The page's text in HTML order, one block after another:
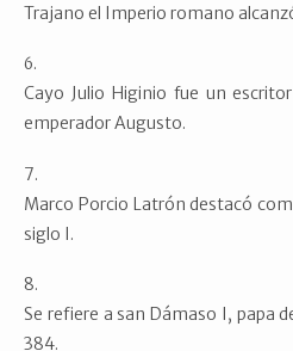
Trajano el Imperio romano
Cayo Julio Higinio fue un
emperador Augusto.
Marco Porcio Latrón destacó
siglo I.
Se refiere a san Dámaso I, papa
384.